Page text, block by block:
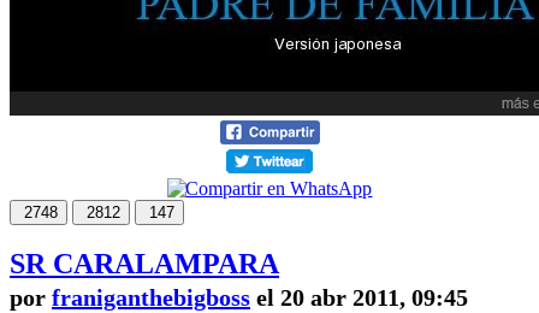
2748 2812 147
SR CARALAMPARA
por franiganthebigboss el 20 abr 2011, 09:45